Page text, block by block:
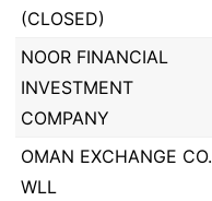
(CLOSED)
NOOR FINANCIAL
INVESTMENT
COMPANY
OMAN EXCHANGE CO.
WLL